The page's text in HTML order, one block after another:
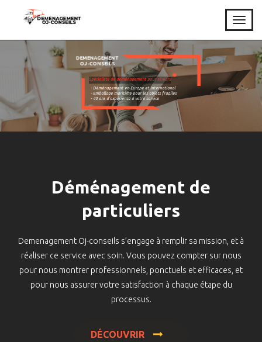
T
o
g
e
n
Spécialiste de déménagement pour séniors
DEMENAGEMENT
OJ-CONSEILS
- Déménagement en Europe et International
- Emballage maritime pour les objets fragiles
- 40 ans d'expérience à votre service
.
Déménagement de
particuliers
Demenagement Oj-conseils s’engage à remplir sa mission, et à
réaliser ce service avec soin. Vous pouvez compter sur nous
pour nous montrer professionnels, ponctuels et efficaces, et
pour nous assurer votre satisfaction à chaque étape du
processus.
DÉCOUVRIR